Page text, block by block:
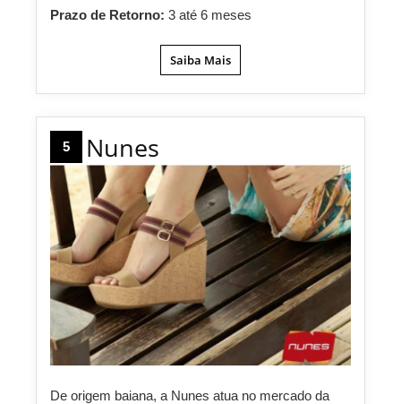
Prazo de Retorno: 3 até 6 meses
Saiba Mais
5 Nunes
De origem baiana, a Nunes atua no mercado da